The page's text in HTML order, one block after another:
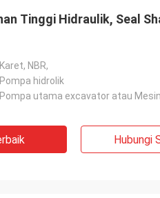
Tinggi Hidraulik, Seal
Karet, NBR,
Pompa hidrolik
Pompa utama excavator atau
Hubungi